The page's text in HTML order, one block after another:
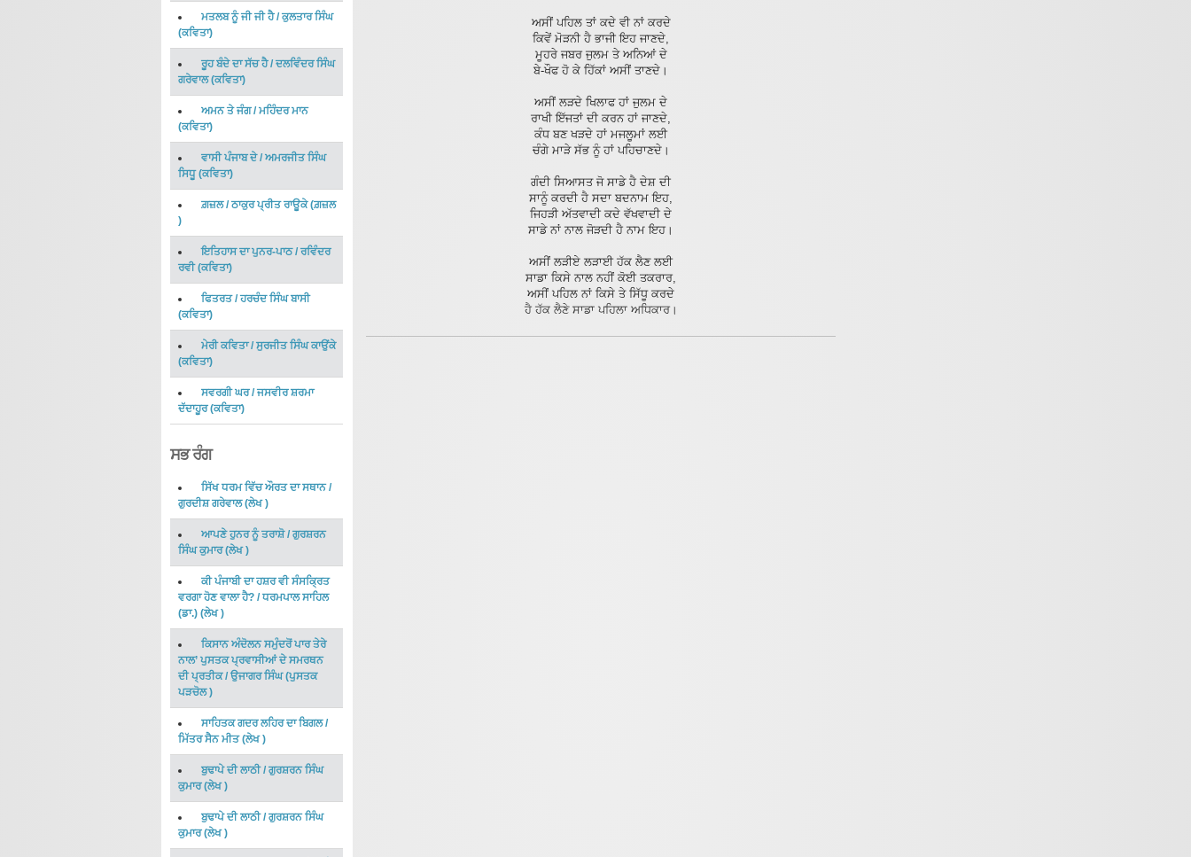
ਮਤਲਬ ਨੂੰ ਜੀ ਜੀ ਹੈ/ਕੁਲਤਾਰ ਸਿੰਘ
(ਕਵਿਤਾ)
ਰੂਹ ਬੰਦੇ ਦਾ ਸੱਚ ਹੈ/ ਦਲਵਿੰਦਰ ਸਿੰਘ
ਗਰੇਵਾਲ(ਕਵਿਤਾ)
ਅਮਨ ਤੇ ਜੰਗ/ਮਹਿੰਦਰ ਮਾਨ
(ਕਵਿਤਾ)
ਵਾਸੀ ਪੰਜਾਬ ਦੇ/ ਅਮਰਜੀਤ ਸਿੰਘ
ਸਿਧੂ(ਕਵਿਤਾ)
ਗ਼ਜ਼ਲ/ਠਾਕੁਰ ਪ੍ਰੀਤ ਰਾਊਕੇ(ਗ਼ਜ਼ਲ
)
ਇਤਿਹਾਸ ਦਾ ਪੁਨਰ-ਪਾਠ/ ਰਵਿੰਦਰ
ਰਵੀ(ਕਵਿਤਾ)
ਫਿਤਰਤ/ਹਰਚੰਦ ਸਿੰਘ ਬਾਸੀ
(ਕਵਿਤਾ)
ਮੇਰੀ ਕਵਿਤਾ/ ਸੁਰਜੀਤ ਸਿੰਘ ਕਾਉਂਕੇ
(ਕਵਿਤਾ)
ਸਵਰਗੀ ਘਰ/ਜਸਵੀਰ ਸ਼ਰਮਾ
ਦੱਦਾਹੂਰ(ਕਵਿਤਾ)
ਸਭ ਰੰਗ
ਸਿੱਖ ਧਰਮ ਵਿੱਚ ਔਰਤ ਦਾ ਸਥਾਨ/
ਗੁਰਦੀਸ਼ ਗਰੇਵਾਲ(ਲੇਖ)
ਆਪਣੇ ਹੁਨਰ ਨੂੰ ਤਰਾਸ਼ੋ/ ਗੁਰਸ਼ਰਨ
ਸਿੰਘ ਕੁਮਾਰ(ਲੇਖ)
ਕੀ ਪੰਜਾਬੀ ਦਾ ਹਸ਼ਰ ਵੀ ਸੰਸਕ੍ਰਿਤ
ਵਰਗਾ ਹੋਣ ਵਾਲਾ ਹੈ? /ਧਰਮਪਾਲ ਸਾਹਿਲ
(ਡਾ.) (ਲੇਖ)
ਕਿਸਾਨ ਅੰਦੋਲਨ ਸਮੁੰਦਰੋਂ ਪਾਰ ਤੇਰੇ
ਨਾਲ’ ਪੁਸਤਕ ਪ੍ਰਵਾਸੀਆਂ ਦੇ ਸਮਰਥਨ
ਦੀ ਪ੍ਰਤੀਕ/ ਉਜਾਗਰ ਸਿੰਘ(ਪੁਸਤਕ
ਪੜਚੋਲ)
ਸਾਹਿਤਕ ਗਦਰ ਲਹਿਰ ਦਾ ਬਿਗਲ/
ਮਿੱਤਰ ਸੈਨ ਮੀਤ(ਲੇਖ)
ਬੁਢਾਪੇ ਦੀ ਲਾਠੀ/ ਗੁਰਸ਼ਰਨ ਸਿੰਘ
ਕੁਮਾਰ(ਲੇਖ)
ਬੁਢਾਪੇ ਦੀ ਲਾਠੀ/ਗੁਰਸ਼ਰਨ ਸਿੰਘ
ਕੁਮਾਰ(ਲੇਖ)
ਅਸੀਂ ਪਹਿਲ ਤਾਂ ਕਦੇ ਵੀ ਨਾਂ ਕਰਦੇ
ਕਿਵੇਂ ਮੋੜਨੀ ਹੈ ਭਾਜੀ ਇਹ ਜਾਣਦੇ,
ਮੂਹਰੇ ਜਬਰ ਜੁਲਮ ਤੇ ਅਨਿਆਂ ਦੇ
ਬੇ-ਖੌਫ ਹੋ ਕੇ ਹਿੱਕਾਂ ਅਸੀਂ ਤਾਣਦੇ।
ਅਸੀਂ ਲੜਦੇ ਖਿਲਾਫ ਹਾਂ ਜੁਲਮ ਦੇ
ਰਾਖੀ ਇੱਜਤਾਂ ਦੀ ਕਰਨ ਹਾਂ ਜਾਣਦੇ,
ਕੰਧ ਬਣ ਖੜਦੇ ਹਾਂ ਮਜਲੂਮਾਂ ਲਈ
ਚੰਗੇ ਮਾੜੇ ਸੱਭ ਨੂੰ ਹਾਂ ਪਹਿਚਾਣਦੇ।
ਗੰਦੀ ਸਿਆਸਤ ਜੋ ਸਾਡੇ ਹੈ ਦੇਸ਼ ਦੀ
ਸਾਨੂੰ ਕਰਦੀ ਹੈ ਸਦਾ ਬਦਨਾਮ ਇਹ,
ਜਿਹੜੀ ਅੱਤਵਾਦੀ ਕਦੇ ਵੱਖਵਾਦੀ ਦੇ
ਸਾਡੇ ਨਾਂ ਨਾਲ ਜੋੜਦੀ ਹੈ ਨਾਮ ਇਹ।
ਅਸੀਂ ਲੜੀਏ ਲੜਾਈ ਹੱਕ ਲੈਣ ਲਈ
ਸਾਡਾ ਕਿਸੇ ਨਾਲ ਨਹੀਂ ਕੋਈ ਤਕਰਾਰ,
ਅਸੀਂ ਪਹਿਲ ਨਾਂ ਕਿਸੇ ਤੇ ਸਿੱਧੂ ਕਰਦੇ
ਹੈ ਹੱਕ ਲੈਣੇ ਸਾਡਾ ਪਹਿਲਾ ਅਧਿਕਾਰ।